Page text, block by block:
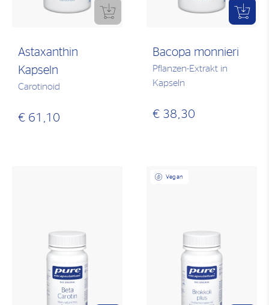
Astaxanthin
Kapseln
Carotinoid
€ 61,10
Bacopa monnieri
Pflanzen-Extrakt in
Kapseln
€ 38,30
Vegan